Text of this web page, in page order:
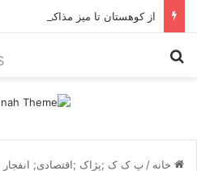
از کوهستان تا میز مذاکره؛ پژاک
خانه / پ ک ک ;پژاک ;اقتصادی; انفجار